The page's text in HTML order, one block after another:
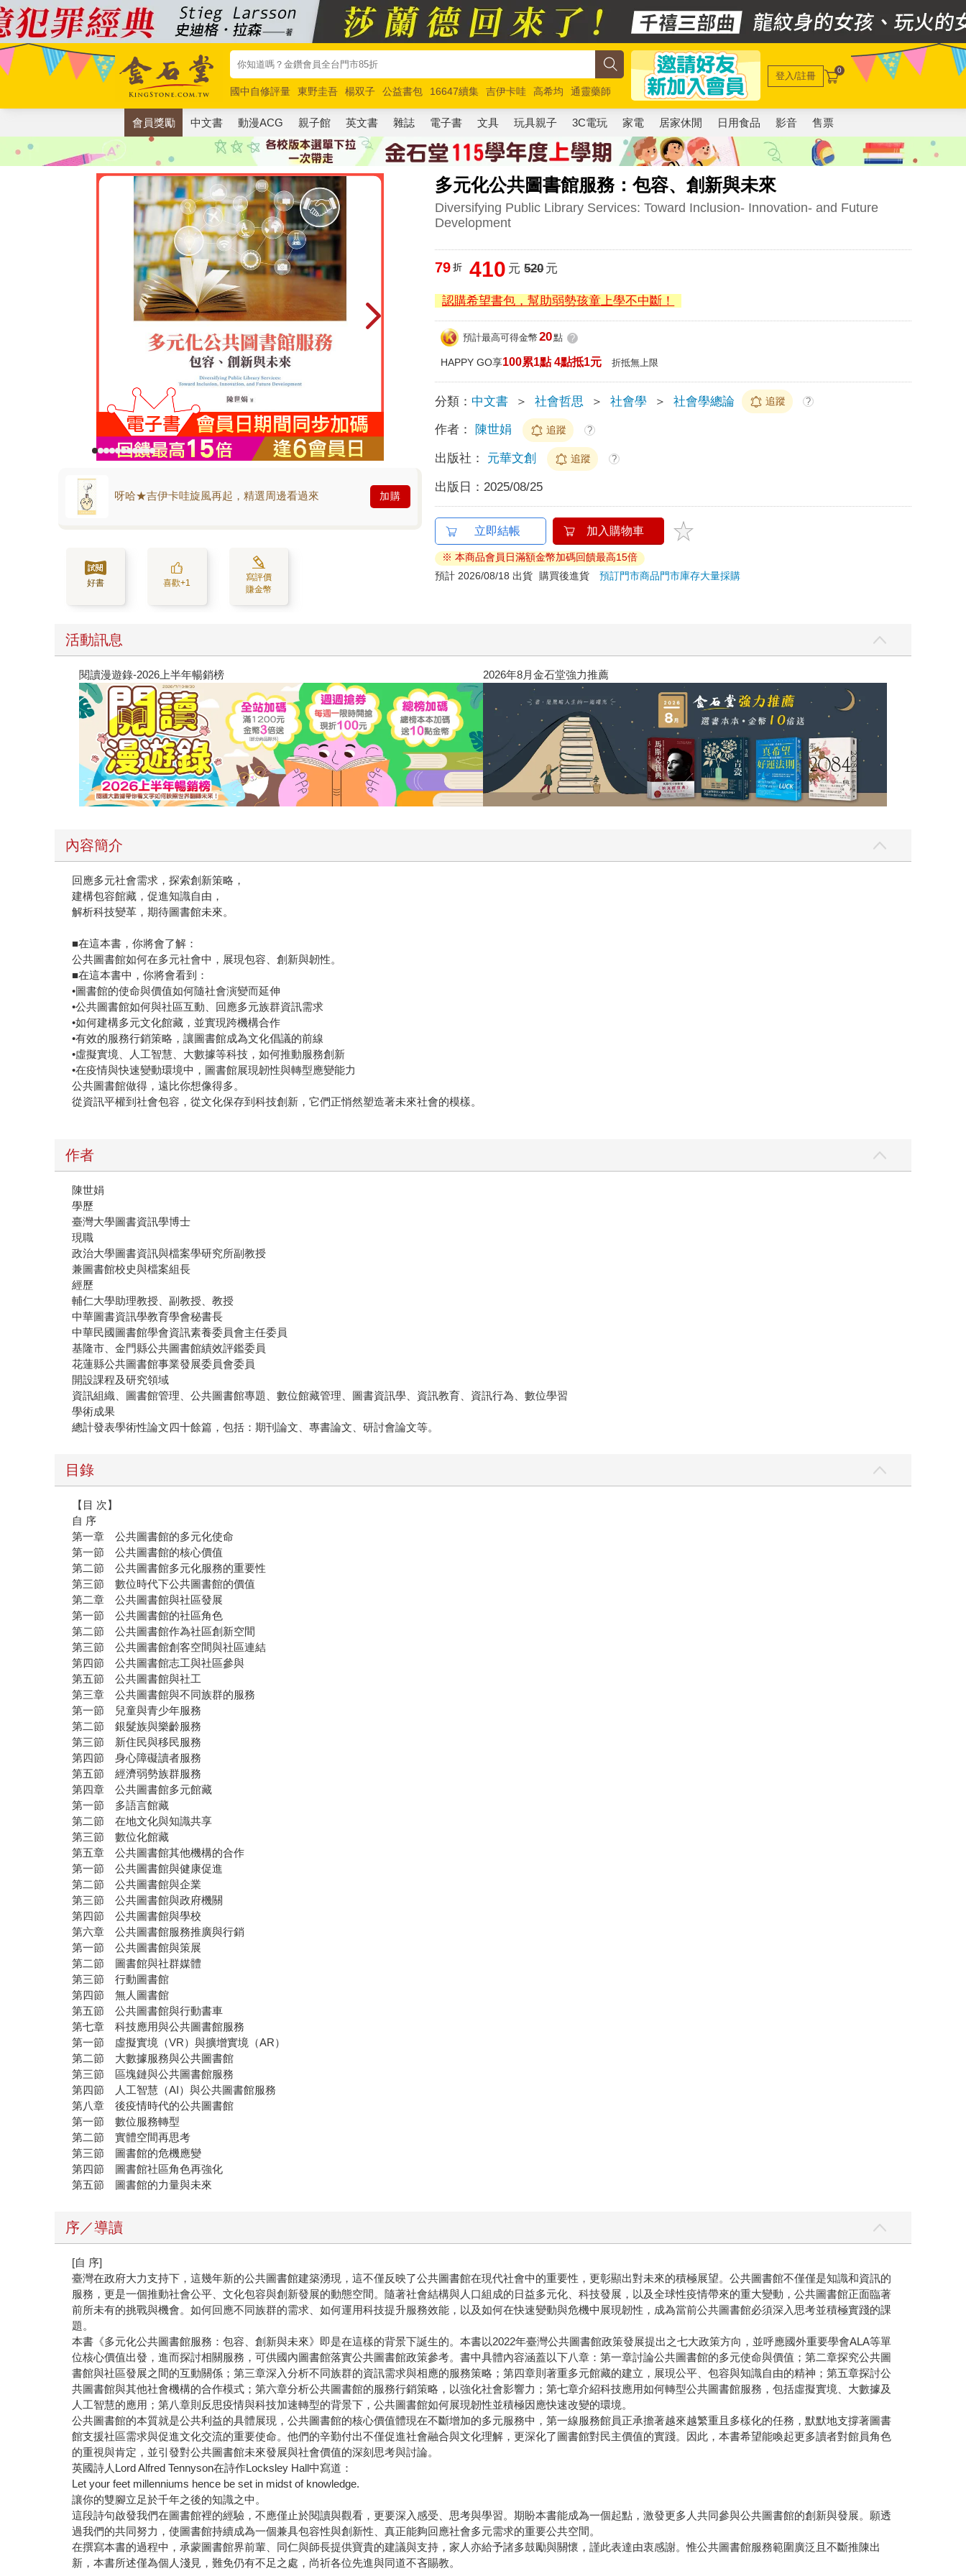
國中自修評量 東野圭吾 楊双子 公益書包 16647續集 吉伊卡哇 高希均
通靈藥師
唯紅花綻放
奧德賽 路邊攤新作 馬斯克 玩具總動員5 超慢跑
登入/註冊 0
會員獎勵 中文書 動漫ACG 親子館 英文書 雜誌 電子書 文具 玩具親子 3C電玩 家電 居家休閒 日用食品 影音 售票
多元化公共圖書館服務：包容、創新與未來
Diversifying Public Library Services: Toward Inclusion- Innovation- and Future
Development
呀哈★吉伊卡哇旋風再起，精選周邊看過來 加購
好書 喜歡+1
寫評價
賺金幣
79 折 410 元 520元
認購希望書包，幫助弱勢孩童上學不中斷！
預計最高可得金幣 20點 ?
HAPPY GO享100累1點 4點抵1元 折抵無上限
分類： 中文書 ＞ 社會哲思 ＞ 社會學 ＞ 社會學總論 追蹤 ?
作者： 陳世娟 追蹤 ?
出版社： 元華文創 追蹤 ?
出版日： 2025/08/25
立即結帳 加入購物車
※ 本商品會員日滿額金幣加碼回饋最高15倍
預計 2026/08/18 出貨
購買後進貨預訂門市商品門市庫存大量採購
活動訊息
閱讀漫遊錄-2026上半年暢銷榜 2026年8月金石堂強力推薦
內容簡介
回應多元社會需求，探索創新策略，
建構包容館藏，促進知識自由，
解析科技變革，期待圖書館未來。
■在這本書，你將會了解：
公共圖書館如何在多元社會中，展現包容、創新與韌性。
■在這本書中，你將會看到：
•圖書館的使命與價值如何隨社會演變而延伸
•公共圖書館如何與社區互動、回應多元族群資訊需求
•如何建構多元文化館藏，並實現跨機構合作
•有效的服務行銷策略，讓圖書館成為文化倡議的前線
•虛擬實境、人工智慧、大數據等科技，如何推動服務創新
•在疫情與快速變動環境中，圖書館展現韌性與轉型應變能力
公共圖書館做得，遠比你想像得多。
從資訊平權到社會包容，從文化保存到科技創新，它們正悄然塑造著未來社會的模樣。
作者
陳世娟
學歷
臺灣大學圖書資訊學博士
現職
政治大學圖書資訊與檔案學研究所副教授
兼圖書館校史與檔案組長
經歷
輔仁大學助理教授、副教授、教授
中華圖書資訊學教育學會秘書長
中華民國圖書館學會資訊素養委員會主任委員
基隆市、金門縣公共圖書館績效評鑑委員
花蓮縣公共圖書館事業發展委員會委員
開設課程及研究領域
資訊組織、圖書館管理、公共圖書館專題、數位館藏管理、圖書資訊學、資訊教育、資訊行為、數位學習
學術成果
總計發表學術性論文四十餘篇，包括：期刊論文、專書論文、研討會論文等。
目錄
【目 次】
自 序
第一章 公共圖書館的多元化使命
第一節 公共圖書館的核心價值
第二節 公共圖書館多元化服務的重要性
第三節 數位時代下公共圖書館的價值
第二章 公共圖書館與社區發展
第一節 公共圖書館的社區角色
第二節 公共圖書館作為社區創新空間
第三節 公共圖書館創客空間與社區連結
第四節 公共圖書館志工與社區參與
第五節 公共圖書館與社工
第三章 公共圖書館與不同族群的服務
第一節 兒童與青少年服務
第二節 銀髮族與樂齡服務
第三節 新住民與移民服務
第四節 身心障礙讀者服務
第五節 經濟弱勢族群服務
第四章 公共圖書館多元館藏
第一節 多語言館藏
第二節 在地文化與知識共享
第三節 數位化館藏
第五章 公共圖書館其他機構的合作
第一節 公共圖書館與健康促進
第二節 公共圖書館與企業
第三節 公共圖書館與政府機關
第四節 公共圖書館與學校
第六章 公共圖書館服務推廣與行銷
第一節 公共圖書館與策展
第二節 圖書館與社群媒體
第三節 行動圖書館
第四節 無人圖書館
第五節 公共圖書館與行動書車
第七章 科技應用與公共圖書館服務
第一節 虛擬實境（VR）與擴增實境（AR）
第二節 大數據服務與公共圖書館
第三節 區塊鏈與公共圖書館服務
第四節 人工智慧（AI）與公共圖書館服務
第八章 後疫情時代的公共圖書館
第一節 數位服務轉型
第二節 實體空間再思考
第三節 圖書館的危機應變
第四節 圖書館社區角色再強化
第五節 圖書館的力量與未來
序／導讀
[自 序]
臺灣在政府大力支持下，這幾年新的公共圖書館建築湧現，這不僅反映了公共圖書館在現代社會中的重要性，更彰顯出對未來的積極展望。公共圖書館不僅僅是知識和資訊的
服務，更是一個推動社會公平、文化包容與創新發展的動態空間。隨著社會結構與人口組成的日益多元化、科技發展，以及全球性疫情帶來的重大變動，公共圖書館正面臨著
前所未有的挑戰與機會。如何回應不同族群的需求、如何運用科技提升服務效能，以及如何在快速變動與危機中展現韌性，成為當前公共圖書館必須深入思考並積極實踐的課
題。
本書《多元化公共圖書館服務：包容、創新與未來》即是在這樣的背景下誕生的。本書以2022年臺灣公共圖書館政策發展提出之七大政策方向，並呼應國外重要學會ALA等單
位核心價值出發，進而探討相關服務，可供國內圖書館落實公共圖書館政策參考。書中具體內容涵蓋以下八章：第一章討論公共圖書館的多元使命與價值；第二章探究公共圖
書館與社區發展之間的互動關係；第三章深入分析不同族群的資訊需求與相應的服務策略；第四章則著重多元館藏的建立，展現公平、包容與知識自由的精神；第五章探討公
共圖書館與其他社會機構的合作模式；第六章分析公共圖書館的服務行銷策略，以強化社會影響力；第七章介紹科技應用如何轉型公共圖書館服務，包括虛擬實境、大數據及
人工智慧的應用；第八章則反思疫情與科技加速轉型的背景下，公共圖書館如何展現韌性並積極因應快速改變的環境。
公共圖書館的本質就是公共利益的具體展現，公共圖書館的核心價值體現在不斷增加的多元服務中，第一線服務館員正承擔著越來越繁重且多樣化的任務，默默地支撐著圖書
館支援社區需求與促進文化交流的重要使命。他們的辛勤付出不僅促進社會融合與文化理解，更深化了圖書館對民主價值的實踐。因此，本書希望能喚起更多讀者對館員角色
的重視與肯定，並引發對公共圖書館未來發展與社會價值的深刻思考與討論。
英國詩人Lord Alfred Tennyson在詩作Locksley Hall中寫道：
Let your feet millenniums hence be set in midst of knowledge.
讓你的雙腳立足於千年之後的知識之中。
這段詩句啟發我們在圖書館裡的經驗，不應僅止於閱讀與觀看，更要深入感受、思考與學習。期盼本書能成為一個起點，激發更多人共同參與公共圖書館的創新與發展。願透
過我們的共同努力，使圖書館持續成為一個兼具包容性與創新性、真正能夠回應社會多元需求的重要公共空間。
在撰寫本書的過程中，承蒙圖書館界前輩、同仁與師長提供寶貴的建議與支持，家人亦給予諸多鼓勵與關懷，謹此表達由衷感謝。惟公共圖書館服務範圍廣泛且不斷推陳出
新，本書所述僅為個人淺見，難免仍有不足之處，尚祈各位先進與同道不吝賜教。